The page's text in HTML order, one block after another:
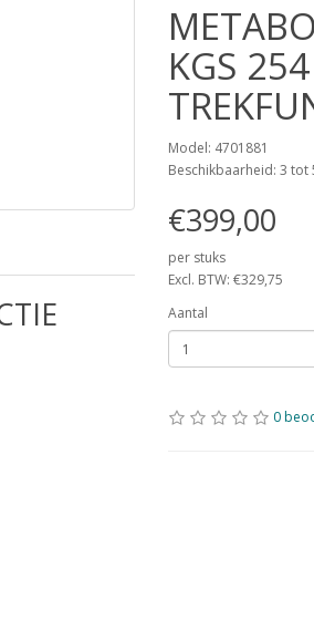
KGS
Model: 4701881
Beschikbaarheid: 3 tot
€399,00
per stuks
Excl. BTW: €329,75
Aantal
0